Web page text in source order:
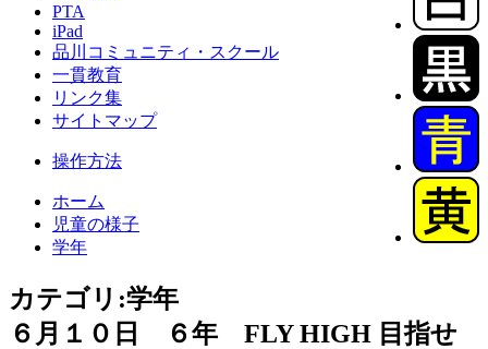
PTA
iPad
品川コミュニティ・スクール
一貫教育
リンク集
サイトマップ
操作方法
ホーム
児童の様子
学年
カテゴリ:学年
６月１０日 ６年 FLY HIGH 目指せ